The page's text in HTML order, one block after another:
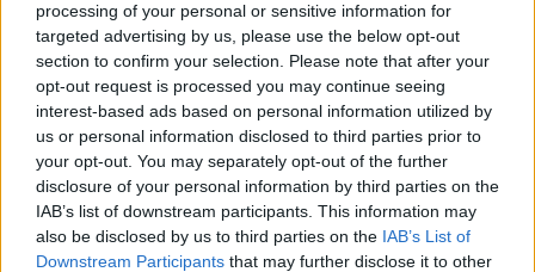
processing of your personal or sensitive information for
targeted advertising by us, please use the below opt-out
section to confirm your selection. Please note that after your
opt-out request is processed you may continue seeing
interest-based ads based on personal information utilized by
us or personal information disclosed to third parties prior to
your opt-out. You may separately opt-out of the further
disclosure of your personal information by third parties on the
IAB’s list of downstream participants. This information may
also be disclosed by us to third parties on the IAB’s List of
Downstream Participants that may further disclose it to other
Notizie in tempo reale?
Entra nel canale telegram di
GalluraOggi.it